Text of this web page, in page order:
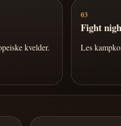
kvelder.
03
Fight
Les